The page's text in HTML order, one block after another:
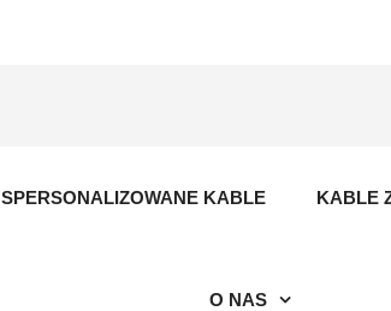
SPERSONALIZOWANE KABLE KABLE
O NAS